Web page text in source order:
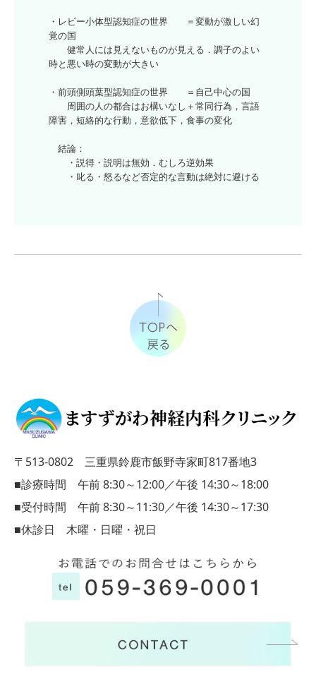
・レビー小体型認知症の世界　　＝変動が激しい幻
覚の国
健常人には見えないものが見える．調子のよい
時と悪い時の変動が大きい
・前頭側頭葉型認知症の世界　　＝自己中心の国
周囲の人の都合はお構いなし＋常同行為，言語
障害，短絡的な行動，意欲低下，食事の変化
結論：
・説得・説明は無効．むしろ逆効果
・叱る・怒るなど否定的な言動は絶対に避ける
〒513-0802 三重県鈴鹿市飯野寺家町817番地3
■診療時間 午前 8:30～12:00／午後 14:30～18:00
■受付時間 午前 8:30～11:30／午後 14:30～17:30
■休診日 木曜・日曜・祝日